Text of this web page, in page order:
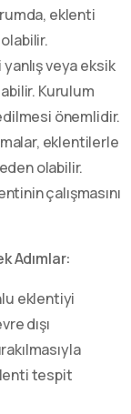
eklenti
veya eksik
Kurulum
önemlidir.
eklentilerle
olabilir.
çalışmasını
Adımlar:
eklentiyi
dışı
tespit